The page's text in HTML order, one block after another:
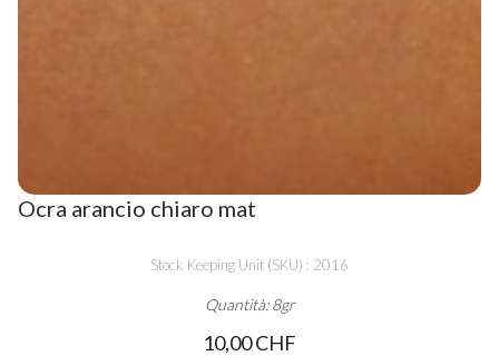
Ocra arancio chiaro mat
Stock Keeping Unit (SKU) : 2016
Quantità: 8gr
10,00 CHF